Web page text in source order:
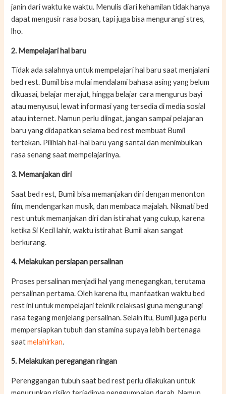
janin dari waktu ke waktu. Menulis diari kehamilan tidak hanya
dapat mengusir rasa bosan, tapi juga bisa mengurangi stres,
lho.
2. Mempelajari hal baru
Tidak ada salahnya untuk mempelajari hal baru saat menjalani
bed rest. Bumil bisa mulai mendalami bahasa asing yang belum
dikuasai, belajar merajut, hingga belajar cara mengurus bayi
atau menyusui, lewat informasi yang tersedia di media sosial
atau internet. Namun perlu diingat, jangan sampai pelajaran
baru yang didapatkan selama bed rest membuat Bumil
tertekan. Pilihlah hal-hal baru yang santai dan menimbulkan
rasa senang saat mempelajarinya.
3. Memanjakan diri
Saat bed rest, Bumil bisa memanjakan diri dengan menonton
film, mendengarkan musik, dan membaca majalah. Nikmati bed
rest untuk memanjakan diri dan istirahat yang cukup, karena
ketika Si Kecil lahir, waktu istirahat Bumil akan sangat
berkurang.
4. Melakukan persiapan persalinan
Proses persalinan menjadi hal yang menegangkan, terutama
persalinan pertama. Oleh karena itu, manfaatkan waktu bed
rest ini untuk mempelajari teknik relaksasi guna mengurangi
rasa tegang menjelang persalinan. Selain itu, Bumil juga perlu
mempersiapkan tubuh dan stamina supaya lebih bertenaga
saatmelahirkan.
5. Melakukan peregangan ringan
Perenggangan tubuh saat bed rest perlu dilakukan untuk